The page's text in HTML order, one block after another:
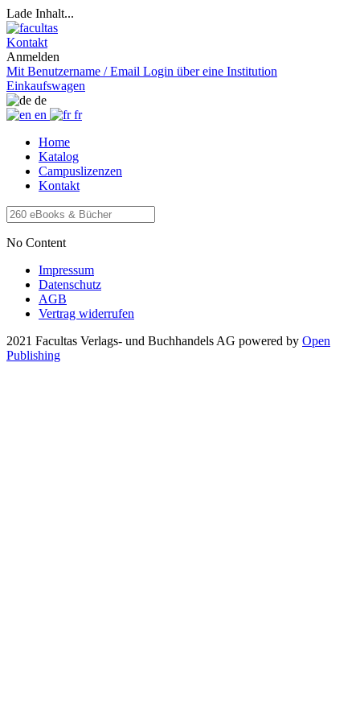
Lade Inhalt...
Kontakt
Anmelden
Mit Benutzername / Email Login über eine Institution
Einkaufswagen
de
en
fr
Home
Katalog
Campuslizenzen
Kontakt
No Content
Impressum
Datenschutz
AGB
Vertrag widerrufen
2021 Facultas Verlags- und Buchhandels AG powered by Open
Publishing